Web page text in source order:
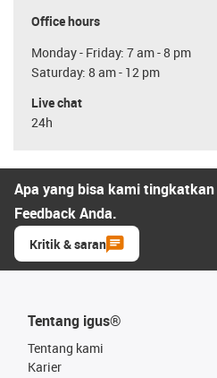
Office hours
Monday - Friday: 7 am - 8 pm
Saturday: 8 am - 12 pm
Live chat
24h
Apa yang bisa kami
Feedback Anda.
Kritik & saran
Tentang igus®
Tentang kami
Karier